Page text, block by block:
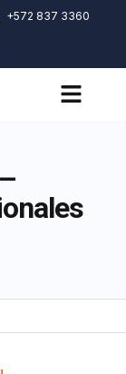
+572 837 3360